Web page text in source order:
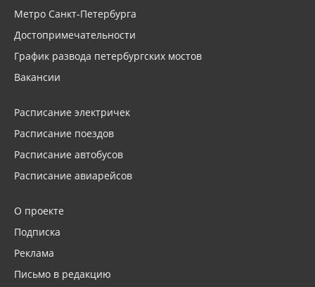
Метро Санкт-Петербурга
Достопримечательности
График развода петербургских мостов
Вакансии
Расписание электричек
Расписание поездов
Расписание автобусов
Расписание авиарейсов
О проекте
Подписка
Реклама
Письмо в редакцию